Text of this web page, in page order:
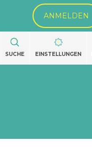
ANMELDEN
SUCHE EINSTELLUNGEN